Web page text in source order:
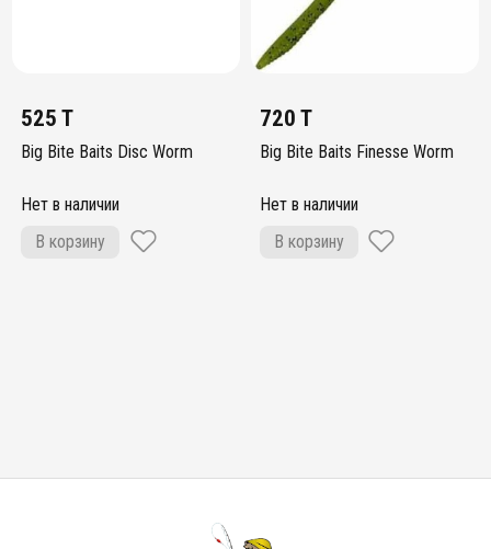
525 T
Big Bite Baits Disc Worm
Нет в наличии
В корзину
720 T
Big Bite Baits Finesse Worm
Нет в наличии
В корзину